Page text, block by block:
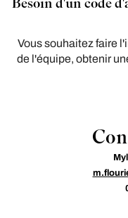
Vous souhaitez faire
de l'équipe, obtenir